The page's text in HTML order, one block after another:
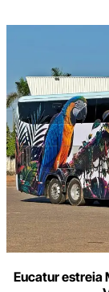
Eucatur estreia